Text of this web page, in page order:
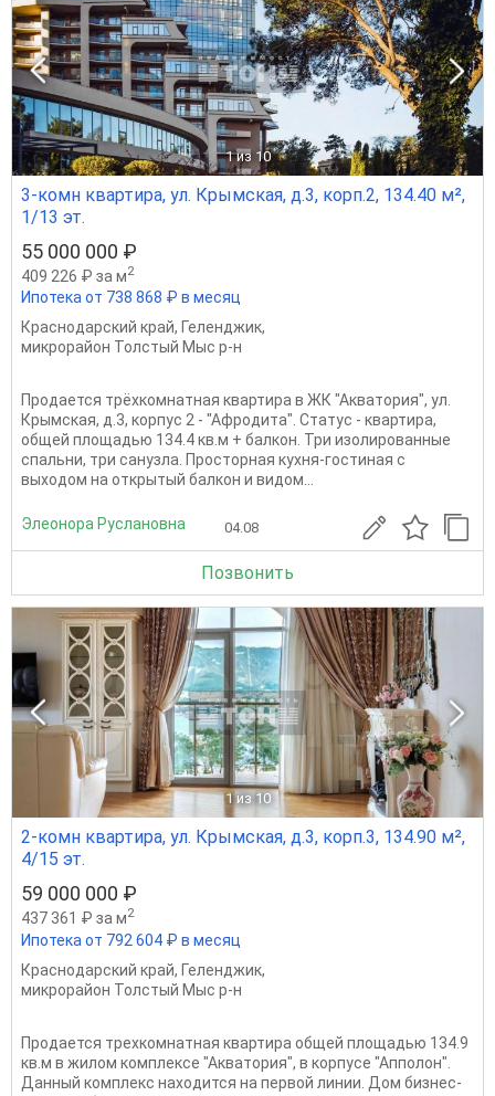
1 из 10
3-комн квартира, ул. Крымская, д.3, корп.2, 134.40 м²,
1/13 эт.
55 000 000 ₽
409 226 ₽ за м2
Ипотека от 738 868 ₽ в месяц
Краснодарский край, Геленджик,
микрорайон Толстый Мыс р-н
Продается трёхкомнатная квартира в ЖК "Акватория", ул.
Крымская, д.3, корпус 2 - "Афродита". Статус - квартира,
общей площадью 134.4 кв.м + балкон. Три изолированные
спальни, три санузла. Просторная кухня-гостиная с
выходом на открытый балкон и видом...
Элеонора Руслановна 04.08
Позвонить
1 из 10
2-комн квартира, ул. Крымская, д.3, корп.3, 134.90 м²,
4/15 эт.
59 000 000 ₽
437 361 ₽ за м2
Ипотека от 792 604 ₽ в месяц
Краснодарский край, Геленджик,
микрорайон Толстый Мыс р-н
Продается трехкомнатная квартира общей площадью 134.9
кв.м в жилом комплексе "Акватория", в корпусе "Апполон".
Данный комплекс находится на первой линии. Дом бизнес-